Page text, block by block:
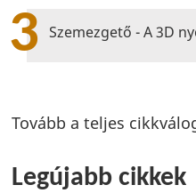
3 Szemezgető - A 3D
Tovább a teljes
Legújabb cikkek